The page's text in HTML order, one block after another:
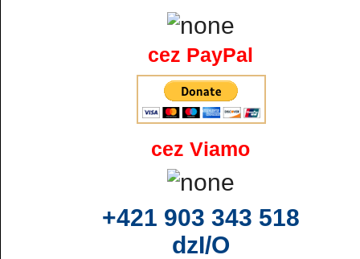
cez PayPal
cez Viamo
+421 903 343 518
dzI/O